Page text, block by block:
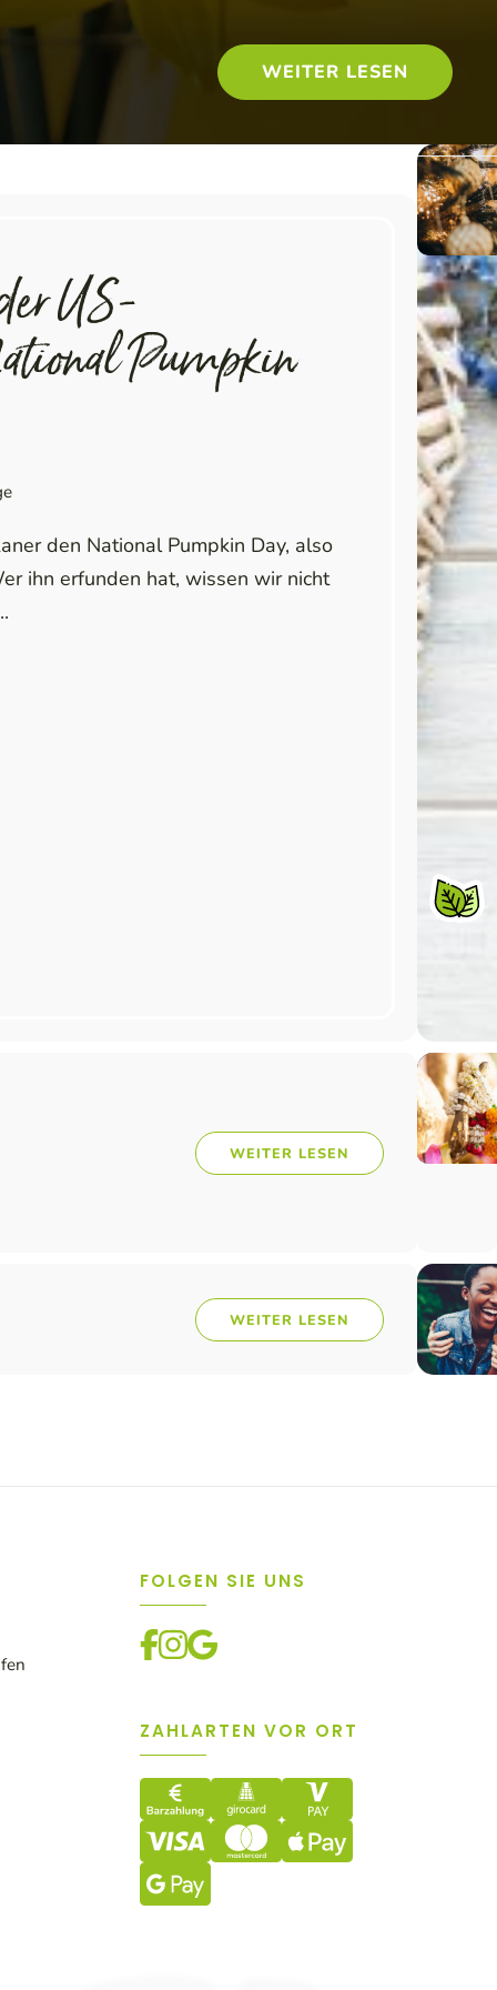
WEITER LESEN
US-
Pumpkin
den National Pumpkin Day, also
ihn erfunden hat, wissen wir nicht
WEITER LESEN
WEITER LESEN
FOLGEN SIE UNS
ZAHLARTEN VOR ORT